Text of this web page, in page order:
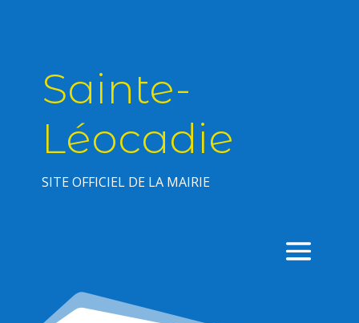
Sainte-
Léocadie
SITE OFFICIEL DE LA MAIRIE